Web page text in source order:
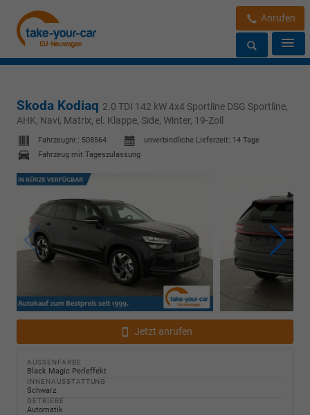
Anrufen
Skoda Kodiaq 2.0 TDI 142 kW 4x4 Sportline DSG Sportline,
AHK, Navi, Matrix, el. Klappe, Side, Winter, 19-Zoll
Fahrzeugnr.: 508564 unverbindliche Lieferzeit: 14 Tage
Fahrzeug mit Tageszulassung
Jetzt anrufen
AUSSENFARBE
Black Magic Perleffekt
INNENAUSSTATTUNG
Schwarz
GETRIEBE
Automatik